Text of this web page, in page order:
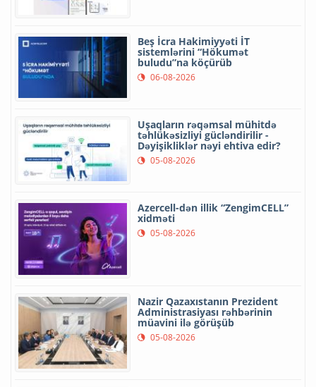
Beş İcra Hakimiyyəti İT
sistemlərini “Hökumət
buludu”na köçürüb
06-08-2026
Uşaqların rəqəmsal mühitdə
təhlükəsizliyi gücləndirilir -
Dəyişikliklər nəyi ehtiva edir?
05-08-2026
Azercell-dən illik “ZengimCELL”
xidməti
05-08-2026
Nazir Qazaxıstanın Prezident
Administrasiyası rəhbərinin
müavini ilə görüşüb
05-08-2026